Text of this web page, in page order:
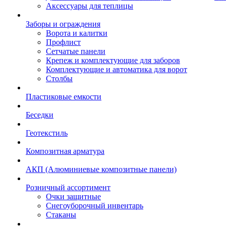
Аксессуары для теплицы
Заборы и ограждения
Ворота и калитки
Профлист
Сетчатые панели
Крепеж и комплектующие для заборов
Комплектующие и автоматика для ворот
Столбы
Пластиковые емкости
Беседки
Геотекстиль
Композитная арматура
АКП (Алюминиевые композитные панели)
Розничный ассортимент
Очки защитные
Снегоуборочный инвентарь
Стаканы